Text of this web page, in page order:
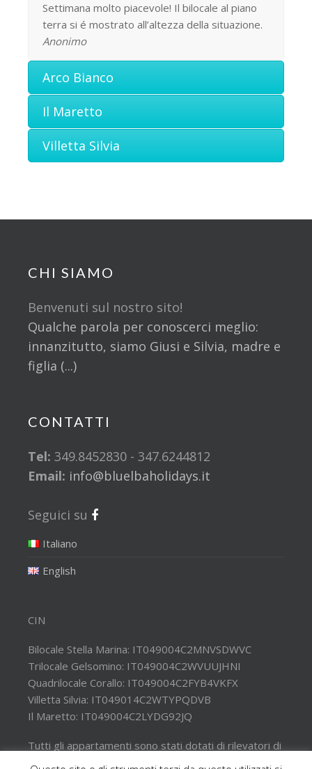
Settimana molto piacevole! Il bilocale al piano
terra si é mostrato all’altezza della situazione.
Anonimo
Arco Bianco
Il Maretto
Villetta Silvia
CHI SIAMO
Benvenuti sul nostro sito!
Qualche parola per conoscerci meglio:
innanzitutto, siamo Giusi e Silvia, madre e
figlia (...)
CONTATTI
Tel: 349.8452830 - 347.6244812
Email: info@bluelbaholidays.it
Seguici su
Italiano
English
CIN
Bilocale Stella Marina: IT049004C2MNVSDWVC
Trilocale Gelsomino: IT049004C2WVUUJHNI
Quadrilocale Corallo: IT049004C2FYB4VKFX
Villetta Silvia: IT049014C2WTYPQDVB
Il Maretto: IT049004C2LYDG92JQ
Tutti gli appartamenti sono stati dotati di rilevatori di